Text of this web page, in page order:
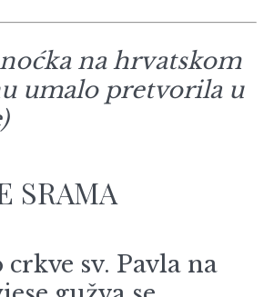
na hrvatskom
umalo pretvorila u
SRAMA
sv. Pavla na